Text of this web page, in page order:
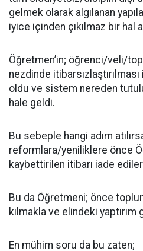
gelmek olarak algılanan
iyice içinden çıkılmaz bir hal
Öğretmen’in; öğrenci/veli/
nezdinde
oldu ve sistem nereden
hale geldi.
Bu sebeple hangi adım
reformlara/yeniliklere önce
kaybettirilen itibarı iade
Bu da Öğretmeni; önce
kılmakla ve elindeki
En mühim soru da bu zaten;